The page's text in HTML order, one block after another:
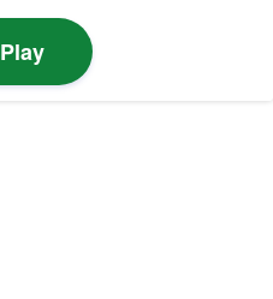
Play